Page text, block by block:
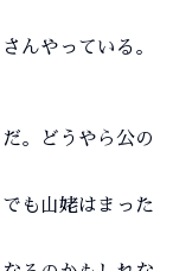
んやっている。
。どうやら公の
も山姥はまった